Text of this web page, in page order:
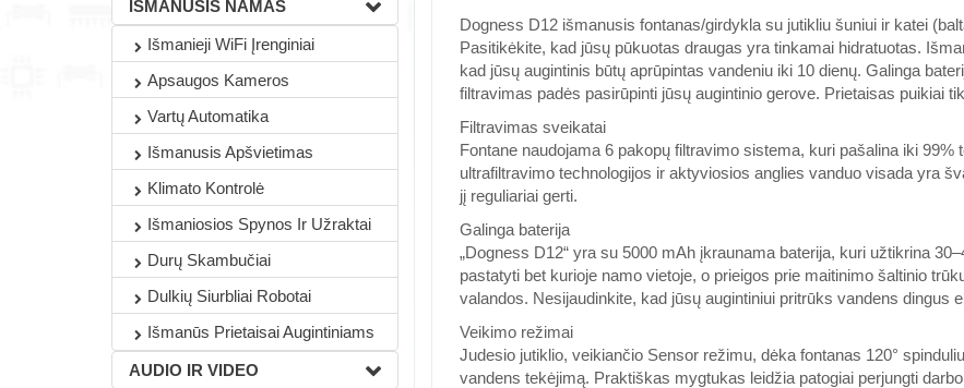
IŠMANUSIS NAMAS
Išmanieji WiFi Įrenginiai
Apsaugos Kameros
Vartų Automatika
Išmanusis Apšvietimas
Klimato Kontrolė
Išmaniosios Spynos Ir Užraktai
Durų Skambučiai
Dulkių Siurbliai Robotai
Išmanūs Prietaisai Augintiniams
AUDIO IR VIDEO
Dogness D12 išmanusis fontanas/girdykla su jutikliu šuniui ir katei
Pasitikėkite, kad jūsų pūkuotas draugas yra tinkamai hidratuotas.
kad jūsų augintinis būtų aprūpintas vandeniu iki 10 dienų. Galinga
filtravimas padės pasirūpinti jūsų augintinio gerove. Prietaisas puikiai
Filtravimas sveikatai
Fontane naudojama 6 pakopų filtravimo sistema, kuri pašalina iki
ultrafiltravimo technologijos ir aktyviosios anglies vanduo visada yra
jį reguliariai gerti.
Galinga baterija
„Dogness D12“ yra su 5000 mAh įkraunama baterija, kuri užtikrina
pastatyti bet kurioje namo vietoje, o prieigos prie maitinimo šaltinio
valandos. Nesijaudinkite, kad jūsų augintiniui pritrūks vandens dingus
Veikimo režimai
Judesio jutiklio, veikiančio Sensor režimu, dėka fontanas 120°
vandens tekėjimą. Praktiškas mygtukas leidžia patogiai perjungti